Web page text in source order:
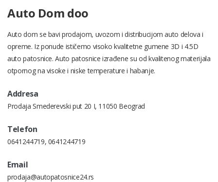
Auto Dom doo
Auto dom se bavi prodajom, uvozom i distribucijom auto delova i
opreme. Iz ponude ističemo visoko kvalitetne gumene 3D i 4.5D
auto patosnice. Auto patosnice izrađene su od kvalitenog materijala
otpornog na visoke i niske temperature i habanje.
Addresa
Prodaja Smederevski put 20 I, 11050 Beograd
Telefon
0641244719, 0641244719
Email
prodaja@autopatosnice24.rs